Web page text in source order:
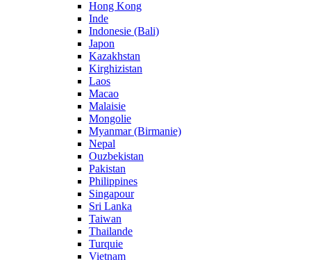
Hong Kong
Inde
Indonesie (Bali)
Japon
Kazakhstan
Kirghizistan
Laos
Macao
Malaisie
Mongolie
Myanmar (Birmanie)
Nepal
Ouzbekistan
Pakistan
Philippines
Singapour
Sri Lanka
Taiwan
Thailande
Turquie
Vietnam